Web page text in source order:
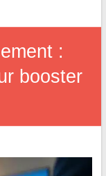
:
booster